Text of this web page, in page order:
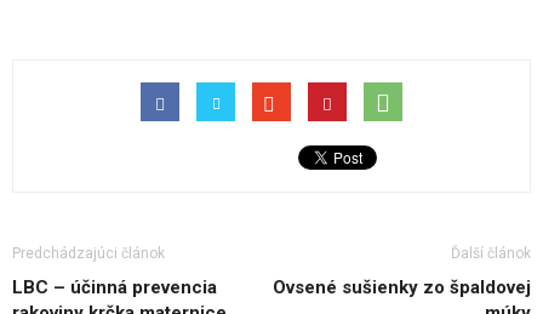
Predchádzajúci článok
LBC – účinná prevencia
Ďalší článok
Ovsené sušienky zo špaldovej